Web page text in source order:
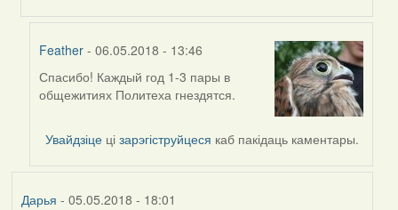
Feather - 06.05.2018 - 13:46
In
reply
by
(госць)
Спасибо! Каждый год 1-3 пары в
общежитиях Политеха гнездятся.
Увайдзіце цізарэгіструйцеся каб пакідаць каментары.
Дарья - 05.05.2018 - 18:01